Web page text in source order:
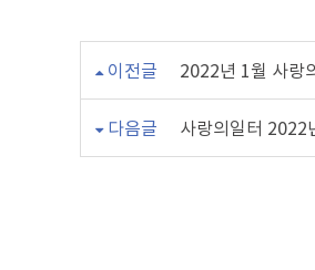
이전글 2022년 1월 사랑
다음글 사랑의일터 2022